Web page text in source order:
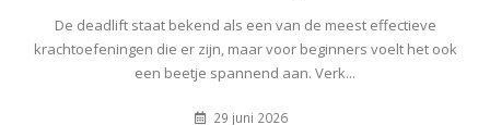
De deadlift staat bekend als een van de meest effectieve
krachtoefeningen die er zijn, maar voor beginners voelt het ook
een beetje spannend aan. Verk...
29 juni 2026